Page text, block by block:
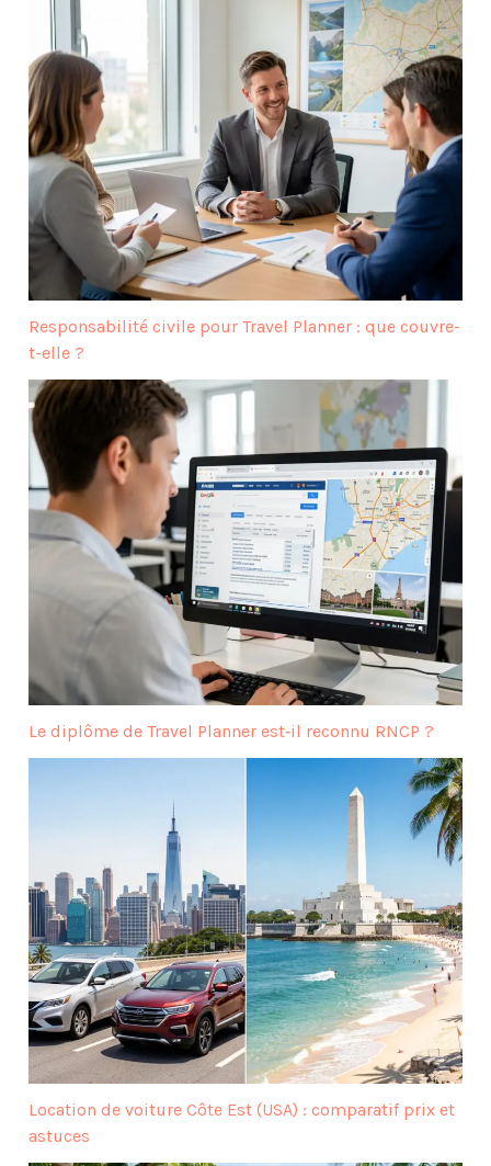
Responsabilité civile pour Travel Planner : que couvre-
t-elle ?
Le diplôme de Travel Planner est‑il reconnu RNCP ?
Location de voiture Côte Est (USA) : comparatif prix et
astuces